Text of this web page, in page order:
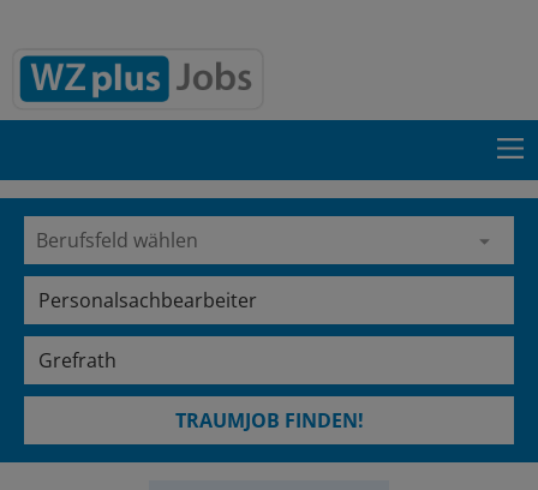
TRAUMJOB FINDEN!